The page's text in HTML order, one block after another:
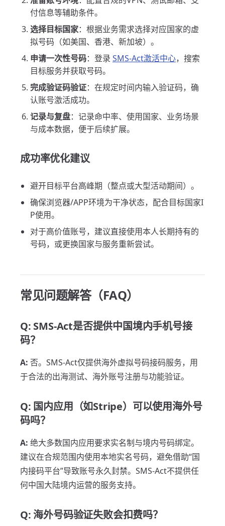
付信息等辅助条件。
选择目标国家：根据业务需求选择对应国家的虚
拟号码（如美国、香港、新加坡）。
申请一次性号码：登录 SMS-Act激活中心，搜索
目标服务并获取号码。
完成验证码验证：在规定时间内输入验证码，确
认账号激活成功。
记录与复盘：记录命中率、使用国家、业务场景
与成本数据，便于后续扩展。
成功率优化建议
避开目标平台高峰期（整点或大型活动期间）。
确保浏览器/APP环境为干净状态，配合目标国家I
P使用。
对于高价值账号，建议直接使用本人长期持有的
号码，或更换国家与服务重新尝试。
常见问题解答（FAQ）
Q: SMS-Act是否提供中国境内手机号接
码？
A: 否。SMS-Act仅提供海外虚拟号码接码服务，用
于合法的出海测试、海外账号注册与功能验证。
Q: 国内应用（如Stripe）可以使用海外号
码吗？
A: 绝大多数国内应用要求实名制与境内号码绑定。
建议在合规范围内使用本地实名号码，避免借助“国
内接码平台”导致账号永久封禁。SMS-Act不提供任
何中国大陆境内运营的服务支持。
Q: 海外号码验证失败会扣费吗？